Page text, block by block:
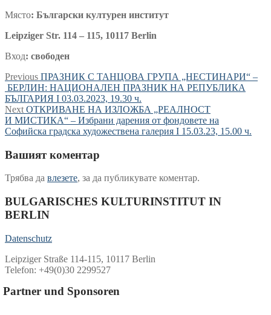
Място: Български културен институт
Leipziger Str. 114 – 115, 10117 Berlin
Вход: свободен
Навигация
Previous Previous
post:
ПРАЗНИК С ТАНЦОВА ГРУПА „НЕСТИНАРИ“ –
БЕРЛИН: НАЦИОНАЛЕН ПРАЗНИК НА РЕПУБЛИКА
БЪЛГАРИЯ I 03.03.2023, 19.30 ч.
Next Next
post:
ОТКРИВАНЕ НА ИЗЛОЖБА „РЕАЛНОСТ
И МИСТИКА“ – Избрани дарения от фондовете на
Софийска градска художествена галерия I 15.03.23, 15.00 ч.
Вашият коментар
Трябва да влезете, за да публикувате коментар.
BULGARISCHES KULTURINSTITUT IN
BERLIN
Datenschutz
Leipziger Straße 114-115, 10117 Berlin
Telefon: +49(0)30 2299527
Partner und Sponsoren